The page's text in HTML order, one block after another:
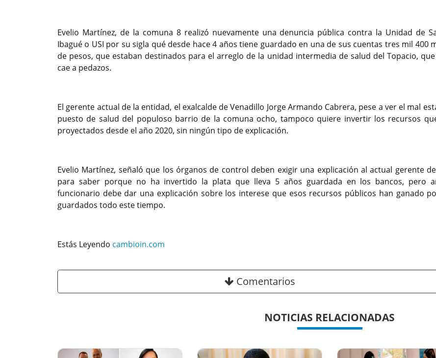
Evelio Martínez, de la comuna 8 realizó nuevamente una denuncia pública contra la Unidad de
Ibagué o USI por su sigla qué desde hace 4 años tiene guardado en una de sus cuentas tres mil 400
de pesos, que estaban destinados para el arreglo de la unidad intermedia de salud del Topacio,
cae a pedazos.
El gerente actual de la entidad, el exalcalde de Venadillo Jorge Armando Cabrera, pese a ver el mal
puesto de salud del populoso barrio de la comuna ocho, tampoco quiere invertir los recursos
proyectados desde el año 2020, sin ningún tipo de explicación.
Evelio Martínez, señaló que los órganos de control deben exigir una explicación al actual gerente
para saber porque no ha invertido la plata que lleva 5 años guardada en los bancos, pero
funcionario debe dar una explicación sobre los interese que esos recursos públicos han ganado
guardados todo este tiempo.
Estás Leyendo cambioin.com
Comentarios
NOTICIAS RELACIONADAS